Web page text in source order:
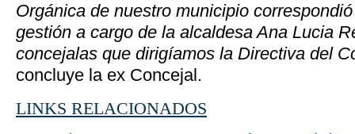
Orgánica de nuestro municipio
gestión a cargo de la alcaldesa Ana Lucia
concejalas que dirigíamos la Directiva del
concluye la ex Concejal.
LINKS RELACIONADOS